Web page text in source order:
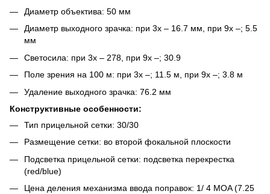
Диаметр объектива: 50 мм
Диаметр выходного зрачка: при 3х – 16.7 мм, при 9х –; 5.5
мм
Светосила: при 3х – 278, при 9х –; 30.9
Поле зрения на 100 м: при 3х –; 11.5 м, при 9х –; 3.8 м
Удаление выходного зрачка: 76.2 мм
Конструктивные особенности:
Тип прицельной сетки: 30/30
Размещение сетки: во второй фокальной плоскости
Подсветка прицельной сетки: подсветка перекрестка
(red/blue)
Цена деления механизма ввода поправок: 1/ 4 MOA (7.25